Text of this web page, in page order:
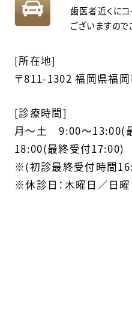
歯医者近くに
ございますので
[所在地]
〒811-1302 福岡県福
[診療時間]
月〜土 9:00～13:00(
18:00(最終受付17:00)
※(初診最終受付時間
※休診日：木曜日／日曜